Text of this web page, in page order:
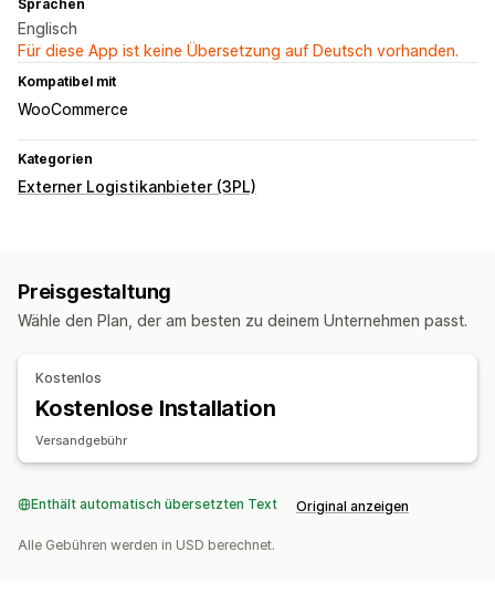
Sprachen
Englisch
Für diese App ist keine Übersetzung auf Deutsch vorhanden.
Kompatibel mit
WooCommerce
Kategorien
Externer Logistikanbieter (3PL)
Preisgestaltung
Wähle den Plan, der am besten zu deinem Unternehmen passt.
Kostenlos
Kostenlose Installation
Versandgebühr
Enthält automatisch übersetzten Text Original anzeigen
Alle Gebühren werden in USD berechnet.